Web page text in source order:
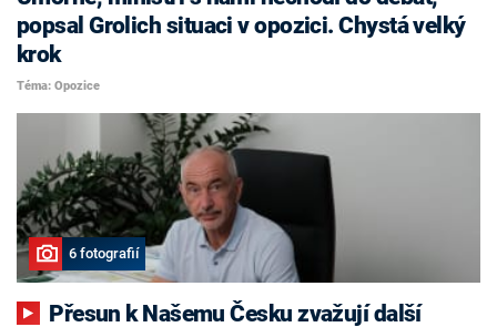
popsal Grolich situaci v opozici. Chystá velký
krok
Téma: Opozice
6 fotografií